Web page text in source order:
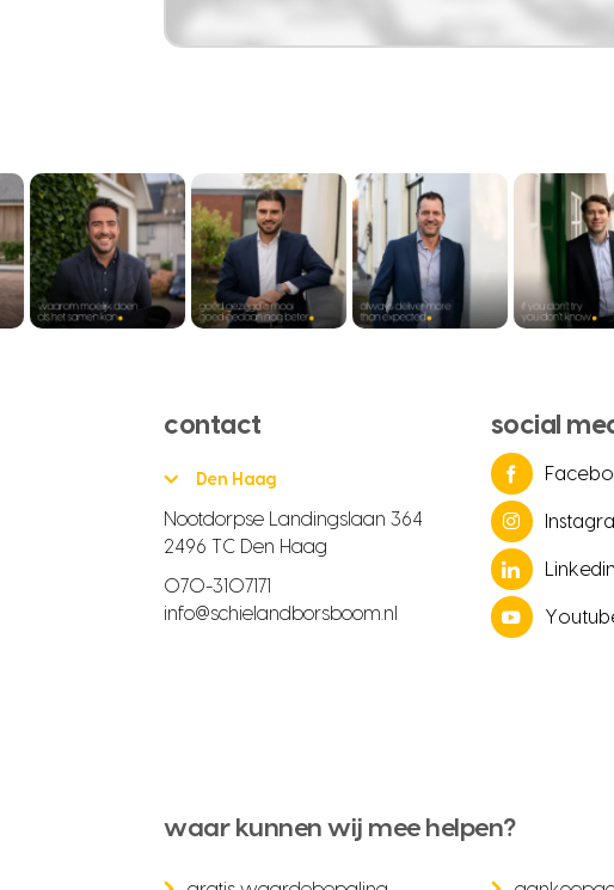
contact
Den Haag
Nootdorpse Landingslaan 364
2496 TC Den Haag
070-3107171
info@schielandborsboom.nl
social
Linkedin
waar kunnen wij mee helpen?